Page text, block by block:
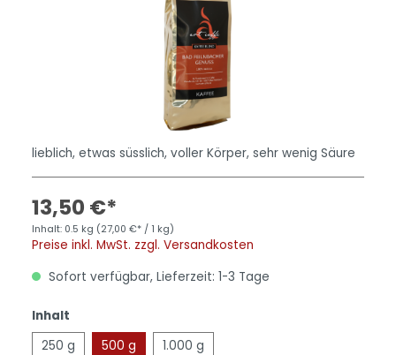
lieblich, etwas süsslich, voller Körper, sehr wenig Säure
13,50 €*
Inhalt: 0.5 kg (27,00 €* / 1 kg)
Preise inkl. MwSt. zzgl. Versandkosten
Sofort verfügbar, Lieferzeit: 1-3 Tage
Inhalt
250 g
500 g 1.000 g